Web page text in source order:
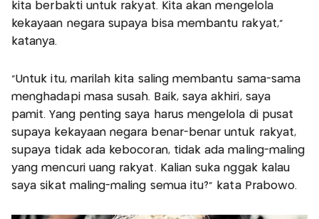
kita berbakti untuk rakyat. Kita akan mengelola
kekayaan negara supaya bisa membantu rakyat,”
katanya.
“Untuk itu, marilah kita saling membantu sama-sama
menghadapi masa susah. Baik, saya akhiri, saya
pamit. Yang penting saya harus mengelola di pusat
supaya kekayaan negara benar-benar untuk rakyat,
supaya tidak ada kebocoran, tidak ada maling-maling
yang mencuri uang rakyat. Kalian suka nggak kalau
saya sikat maling-maling semua itu?” kata Prabowo.